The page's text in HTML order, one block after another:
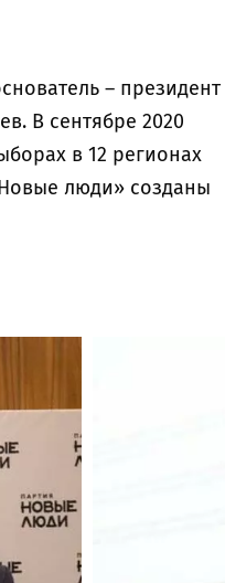
– президент
В сентябре 2020
в 12 регионах
люди» созданы